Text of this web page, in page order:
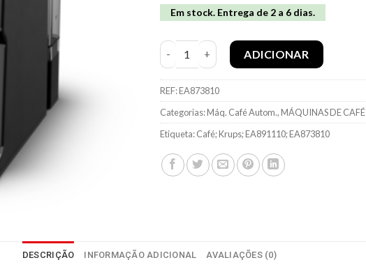
Em stock. Entrega de 2 a 6 dias.
Quantidade de Maq. Café Krups EA873810
ADICIONAR
REF:EA873810
Categorias:Máq. Café Autom.,MÁQUINAS DE CAFÉ
Etiqueta:Café; Krups; EA891110; EA873810
DESCRIÇÃO INFORMAÇÃO ADICIONAL AVALIAÇÕES (0)